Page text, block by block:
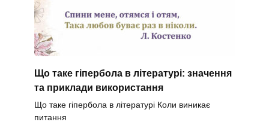
Що таке гіпербола в літературі: значення
та приклади використання
Що таке гіпербола в літературі Коли виникає
питання